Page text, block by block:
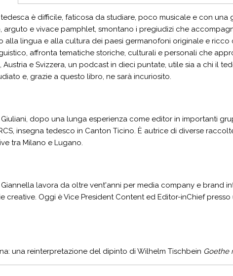
è difficile, faticosa da studiare, poco musicale e con una
arguto e vivace pamphlet, smontano i pregiudizi che
alla lingua e alla cultura dei paesi germanofoni originale e ricco
affronta tematiche storiche, culturali e personali che
Austria e Svizzera, un podcast in dieci puntate, utile sia a chi il
e, grazie a questo libro, ne sarà incuriosito.
dopo una lunga esperienza come editor in importanti
insegna tedesco in Canton Ticino. È autrice di diverse
tra Milano e Lugano.
lavora da oltre vent'anni per media company e brand
creative. Oggi è Vice President Content ed Editor-in­Chief
una reinterpretazione del dipinto di Wilhelm Tischbein Goethe